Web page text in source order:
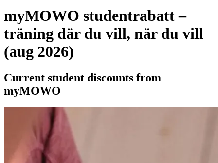
myMOWO studentrabatt –
träning där du vill, när du vill
(aug 2026)
Current student discounts from
myMOWO